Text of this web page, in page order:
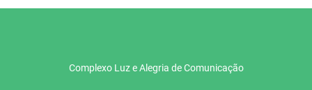
Complexo Luz e Alegria de Comunicação